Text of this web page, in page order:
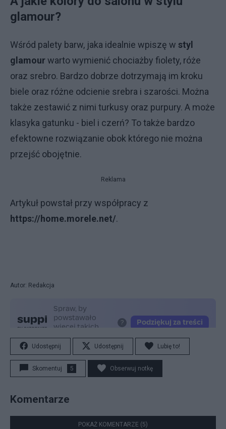
glamour?
Wśród palety barw, jaka idealnie wpiszę w styl
glamourwarto wymienić chociażby fiolety, róże
oraz srebro. Bardzo dobrze dotrzymają im kroku
biele oraz różne odcienie srebra i szarości. Można
także zestawić z nimi turkusy oraz purpury. A może
klasyka gatunku - biel i czerń? To także bardzo
efektowne rozwiązanie obok którego nie można
przejść obojętnie.
Reklama
Artykuł powstał przy współpracy z
https://home.morele.net/.
Autor: Redakcja
Udostępnij Udostępnij Lubię to!
Skomentuj 5 Obserwuj notkę
Komentarze
POKAŻ KOMENTARZE (5)